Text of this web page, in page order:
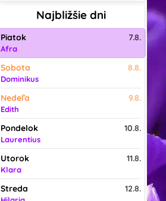
Najbližšie dni
Piatok 7.8.
Afra
Sobota 8.8.
Dominikus
Nedeľa 9.8.
Edith
Pondelok 10.8.
Laurentius
Utorok 11.8.
Klara
Streda 12.8.